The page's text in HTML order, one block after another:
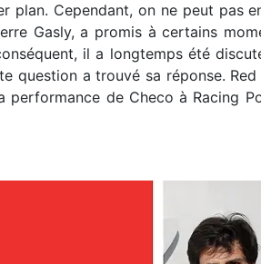
plan. Cependant, on ne peut pas
Gasly, a promis à certains
il a longtemps été
question a trouvé sa réponse.
performance de Checo à Racing